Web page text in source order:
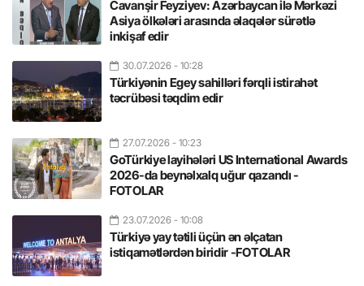
Cavanşir Feyziyev: Azərbaycan ilə Mərkəzi
Asiya ölkələri arasında əlaqələr sürətlə
inkişaf edir
30.07.2026 - 10:28
Türkiyənin Egey sahilləri fərqli istirahət
təcrübəsi təqdim edir
27.07.2026 - 10:23
GoTürkiye layihələri US International Awards
2026-da beynəlxalq uğur qazandı -
FOTOLAR
23.07.2026 - 10:08
Türkiyə yay tətili üçün ən əlçatan
istiqamətlərdən biridir -FOTOLAR